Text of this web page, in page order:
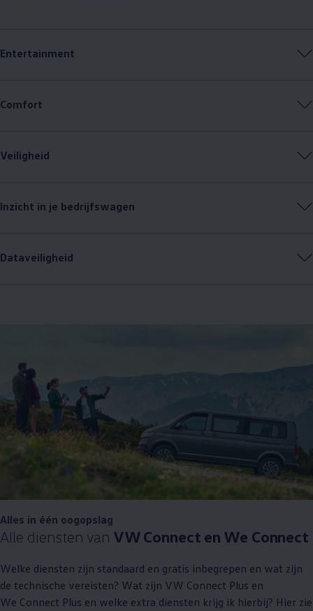
Entertainment
Comfort
Veiligheid
Inzicht in je bedrijfswagen
Dataveiligheid
Alles in één oogopslag
Alle diensten van VW Connect en We Connect
Welke diensten zijn standaard en gratis inbegrepen en wat zijn
de technische vereisten? Wat zijn VW Connect Plus en
We Connect Plus en welke extra diensten krijg ik hierbij? Hier zie